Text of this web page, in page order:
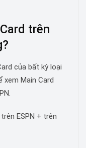
trên
của bất kỳ loại
xem Main Card
ESPN + trên